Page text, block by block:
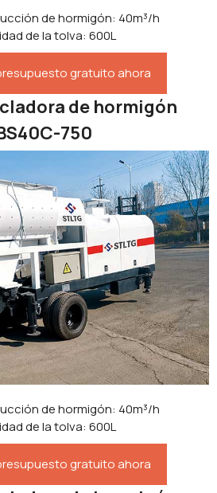
de hormigón: 40m³/h
de la tolva: 600L
gratuito ahora
de hormigón
750
de hormigón: 40m³/h
de la tolva: 600L
gratuito ahora